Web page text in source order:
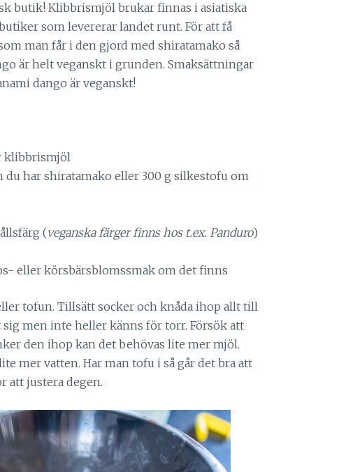
butik! Klibbrismjöl brukar finnas i asiatiska
som levererar landet runt. För att få
man får i den gjord med shiratamako så
är helt veganskt i grunden. Smaksättningar
dango är veganskt!
klibbrismjöl
du har shiratamako eller 300 g silkestofu om
(veganska färger finns hos t.ex. Panduro)
eller körsbärsblomssmak om det finns
tofun. Tillsätt socker och knåda ihop allt till
men inte heller känns för torr. Försök att
den ihop kan det behövas lite mer mjöl.
mer vatten. Har man tofu i så går det bra att
att justera degen.